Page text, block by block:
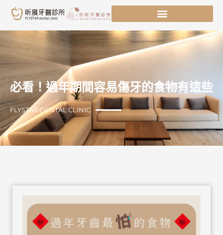
必看！過年期間容易傷牙的食物有這些
FLYSTAR DENTAL CLINIC